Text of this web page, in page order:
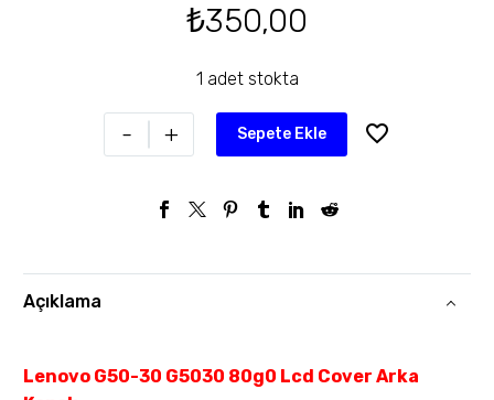
₺350,00
1 adet stokta
- + Sepete Ekle
Açıklama
Lenovo G50-30 G5030 80g0 Lcd Cover Arka